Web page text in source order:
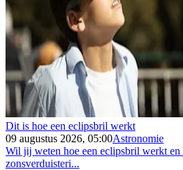
Dit is hoe een eclipsbril werkt
09 augustus 2026, 05:00Astronomie
Wil jij weten hoe een eclipsbril werkt en
zonsverduisteri...